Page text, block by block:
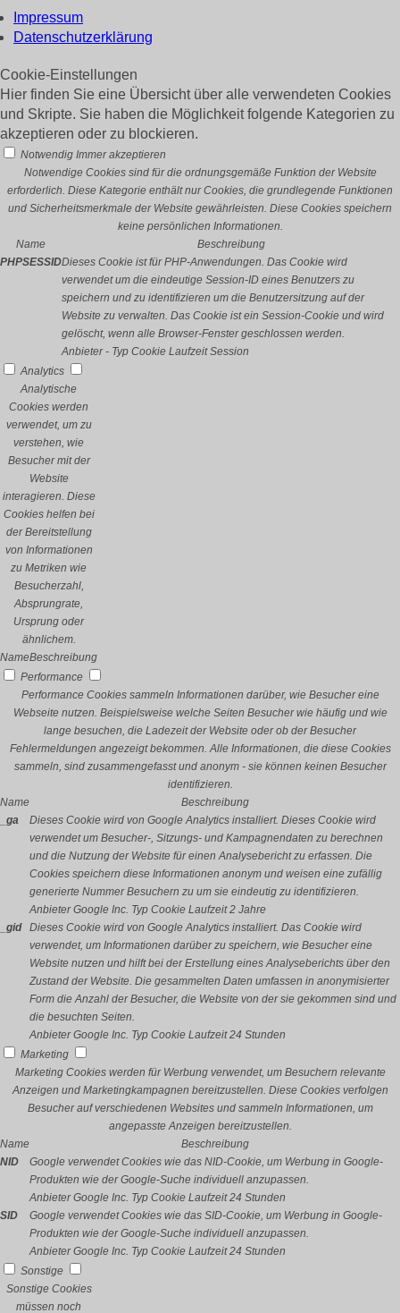
Impressum
Datenschutzerklärung
Cookie-Einstellungen
Hier finden Sie eine Übersicht über alle verwendeten Cookies
und Skripte. Sie haben die Möglichkeit folgende Kategorien zu
akzeptieren oder zu blockieren.
Notwendig Immer akzeptieren
Notwendige Cookies sind für die ordnungsgemäße Funktion der Website
erforderlich. Diese Kategorie enthält nur Cookies, die grundlegende Funktionen
und Sicherheitsmerkmale der Website gewährleisten. Diese Cookies speichern
keine persönlichen Informationen.
Name
Beschreibung
PHPSESSIDDieses Cookie ist für PHP-Anwendungen. Das Cookie wird
verwendet um die eindeutige Session-ID eines Benutzers zu
speichern und zu identifizieren um die Benutzersitzung auf der
Website zu verwalten. Das Cookie ist ein Session-Cookie und wird
gelöscht, wenn alle Browser-Fenster geschlossen werden.
Anbieter - Typ Cookie Laufzeit Session
Analytics
Analytische
Cookies werden
verwendet, um zu
verstehen, wie
Besucher mit der
Website
interagieren. Diese
Cookies helfen bei
der Bereitstellung
von Informationen
zu Metriken wie
Besucherzahl,
Absprungrate,
Ursprung oder
ähnlichem.
NameBeschreibung
Performance
Performance Cookies sammeln Informationen darüber, wie Besucher eine
Webseite nutzen. Beispielsweise welche Seiten Besucher wie häufig und wie
lange besuchen, die Ladezeit der Website oder ob der Besucher
Fehlermeldungen angezeigt bekommen. Alle Informationen, die diese Cookies
sammeln, sind zusammengefasst und anonym - sie können keinen Besucher
identifizieren.
Name
Beschreibung
_ga
Dieses Cookie wird von Google Analytics installiert. Dieses Cookie wird
verwendet um Besucher-, Sitzungs- und Kampagnendaten zu berechnen
und die Nutzung der Website für einen Analysebericht zu erfassen. Die
Cookies speichern diese Informationen anonym und weisen eine zufällig
generierte Nummer Besuchern zu um sie eindeutig zu identifizieren.
Anbieter Google Inc. Typ Cookie Laufzeit 2 Jahre
_gid
Dieses Cookie wird von Google Analytics installiert. Das Cookie wird
verwendet, um Informationen darüber zu speichern, wie Besucher eine
Website nutzen und hilft bei der Erstellung eines Analyseberichts über den
Zustand der Website. Die gesammelten Daten umfassen in anonymisierter
Form die Anzahl der Besucher, die Website von der sie gekommen sind und
die besuchten Seiten.
Anbieter Google Inc. Typ Cookie Laufzeit 24 Stunden
Marketing
Marketing Cookies werden für Werbung verwendet, um Besuchern relevante
Anzeigen und Marketingkampagnen bereitzustellen. Diese Cookies verfolgen
Besucher auf verschiedenen Websites und sammeln Informationen, um
angepasste Anzeigen bereitzustellen.
Name
Beschreibung
NID
Google verwendet Cookies wie das NID-Cookie, um Werbung in Google-
Produkten wie der Google-Suche individuell anzupassen.
Anbieter Google Inc. Typ Cookie Laufzeit 24 Stunden
SID
Google verwendet Cookies wie das SID-Cookie, um Werbung in Google-
Produkten wie der Google-Suche individuell anzupassen.
Anbieter Google Inc. Typ Cookie Laufzeit 24 Stunden
Sonstige
Sonstige Cookies
müssen noch